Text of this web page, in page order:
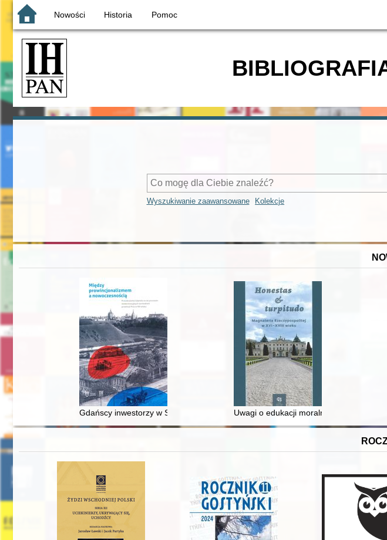
Nowości Historia Pomoc
Wyszukiwanie zaawansowane Kolekcje
Gdańscy inwestorzy w Sopocie : prestiż finansowy i towarzyski lokalnego
Uwagi o edukacji moralnej synów